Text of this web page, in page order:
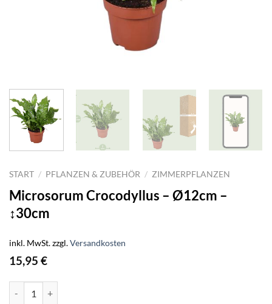
START / PFLANZEN & ZUBEHÖR / ZIMMERPFLANZEN
Microsorum Crocodyllus – Ø12cm –
↕30cm
inkl. MwSt.zzgl.Versandkosten
15,95 €